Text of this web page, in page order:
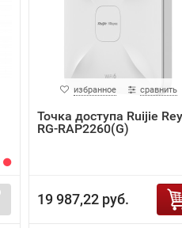
избранное сравнить
Точка доступа Ruijie
RG-RAP2260(G)
19 987,22 руб.